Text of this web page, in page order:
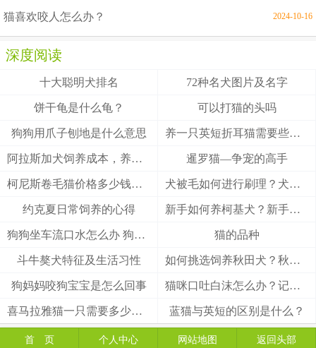
猫喜欢咬人怎么办？ 2024-10-16
深度阅读
十大聪明犬排名 72种名犬图片及名字
饼干龟是什么龟？ 可以打猫的头吗
狗狗用爪子刨地是什么意思 养一只英短折耳猫需要些什么
阿拉斯加犬饲养成本，养阿拉斯加犬一个月要多少钱？ 暹罗猫—争宠的高手
柯尼斯卷毛猫价格多少钱？柯尼斯卷毛猫的介绍 犬被毛如何进行刷理？犬被毛刷理方法！
约克夏日常饲养的心得 新手如何养柯基犬？新手养柯基的四大要点
狗狗坐车流口水怎么办 狗狗晕车会流口水 猫的品种
斗牛獒犬特征及生活习性 如何挑选饲养秋田犬？秋田犬有什么优缺点
狗妈妈咬狗宝宝是怎么回事 猫咪口吐白沫怎么办？记住这3招能救猫一命
喜马拉雅猫一只需要多少钱？ 蓝猫与英短的区别是什么？
首 页 个人中心 网站地图 返回头部